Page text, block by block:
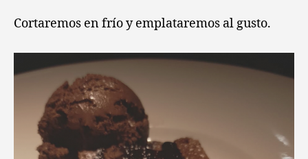
Cortaremos en frío y emplataremos al gusto.